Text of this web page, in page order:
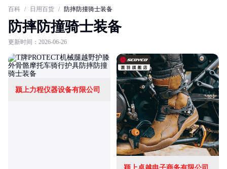
百科 / 日用百货 / 防摔防撞骑士装备
防摔防撞骑士装备
更新时间：2026-06-26
颍上力程仪器设备有限公司